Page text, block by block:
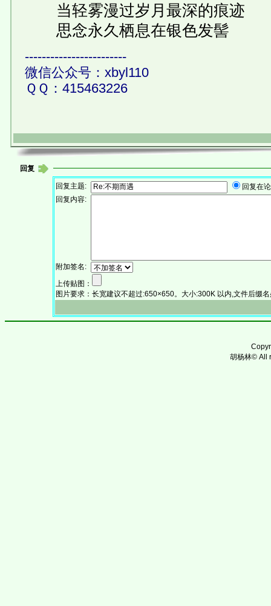
当轻雾漫过岁月最深的痕迹
思念永久栖息在银色发髻
------------------------
微信公众号：xbyl110
ＱＱ：415463226
回复
回复主题:
回复在
回复内容:
附加签名:
上传贴图：
图片要求：长宽建议不超过:650×650。大小:300K 以内,文件后缀
胡杨林© All